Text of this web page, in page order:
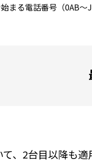
まる電話番号（0AB～
、2台目以降も適